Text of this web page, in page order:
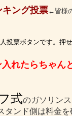
ング投票←皆様
投票ボタンです。押
入れたらちゃん
式のガソリン
タンド側は料金